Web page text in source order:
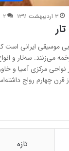
۳ اردیبهشت ۱۳۹۱ ۲
موسیقی ایرانی است
می‌زنند. سه‌تار و
نواحی مرکزی آسیا و
قرن چهارم رواج
تازه